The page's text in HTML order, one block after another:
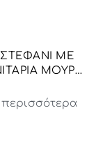
ΜΕ
ΜΟΥΡΑ
Φ50ΕΚ